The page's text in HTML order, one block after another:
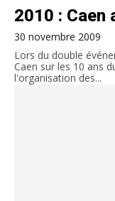
2010 : Caen
30 novembre 2009
Lors du double
Caen sur les 10 ans
l'organisation des...